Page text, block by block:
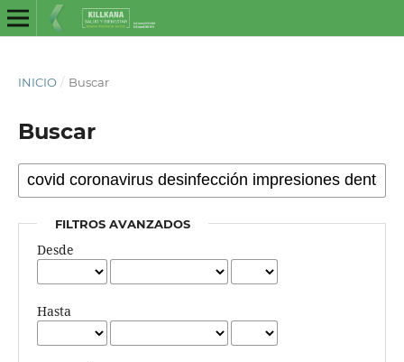
INICIO / Buscar
Buscar
FILTROS AVANZADOS
Desde
Hasta